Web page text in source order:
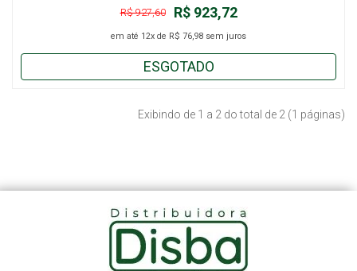
R$ 923,72
R$ 927,60
em até 12x de R$ 76,98 sem juros
ESGOTADO
Exibindo de 1 a 2 do total de 2 (1 páginas)